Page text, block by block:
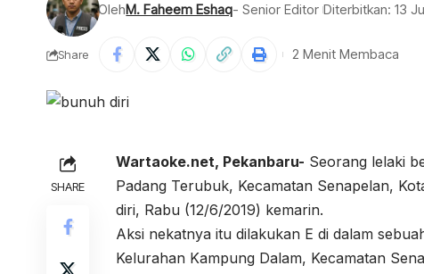
OlehM. Faheem Eshaq- Senior Editor Diterbitkan: 13
Share 2 Menit Membaca
SHARE
Wartaoke.net, Pekanbaru- Seorang lelaki
Padang Terubuk, Kecamatan Senapelan,
diri, Rabu (12/6/2019) kemarin.
Aksi nekatnya itu dilakukan E di dalam
Kelurahan Kampung Dalam, Kecamatan